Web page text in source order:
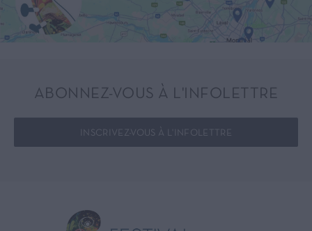
ABONNEZ-VOUS À L'INFOLETTRE
INSCRIVEZ-VOUS À L'INFOLETTRE